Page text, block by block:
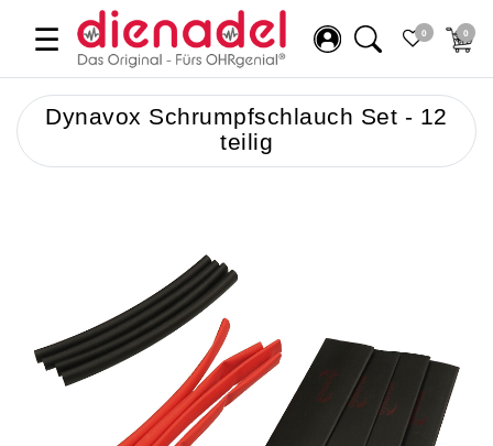
☰ 0 0
Dynavox Schrumpfschlauch Set - 12
teilig